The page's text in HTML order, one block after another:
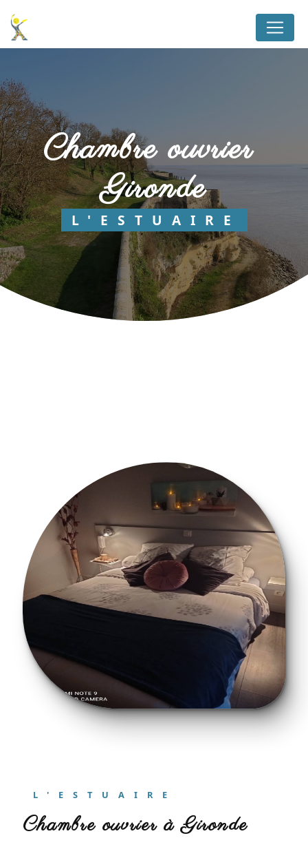
chambre ouvrier
Gironde
L'ESTUAIRE
L'ESTUAIRE
chambre ouvrier à Gironde